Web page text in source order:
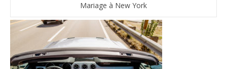
Mariage à New York